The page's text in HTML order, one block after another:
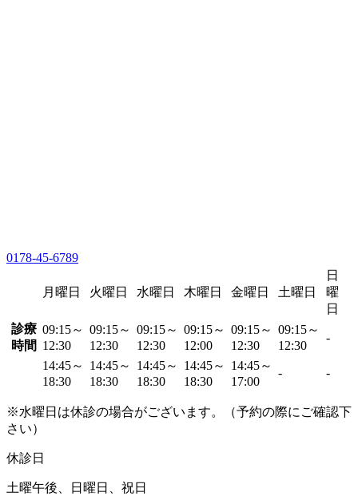
0178-45-6789
月曜日 火曜日 水曜日 木曜日 金曜日 土曜日
日
曜
日
診療
時間
09:15～
12:30
09:15～
12:30
09:15～
12:30
09:15～
12:00
09:15～
12:30
09:15～
12:30
-
14:45～
18:30
14:45～
18:30
14:45～
18:30
14:45～
18:30
14:45～
17:00
- -
※水曜日は休診の場合がございます。（予約の際にご確認下
さい）
休診日
土曜午後、日曜日、祝日